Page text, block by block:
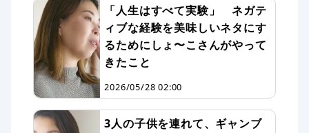
「人生はすべて実験」 ネガテ
ィブな経験を美味しいネタにす
るためにしょ〜こさんがやって
きたこと
2026/05/28 02:00
3人の子供を連れて、ギャンブ